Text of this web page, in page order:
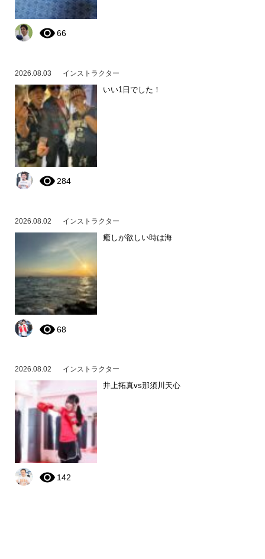
66
2026.08.03 インストラクター
いい1日でした！
284
2026.08.02 インストラクター
癒しが欲しい時は海
68
2026.08.02 インストラクター
井上拓真vs那須川天心
142